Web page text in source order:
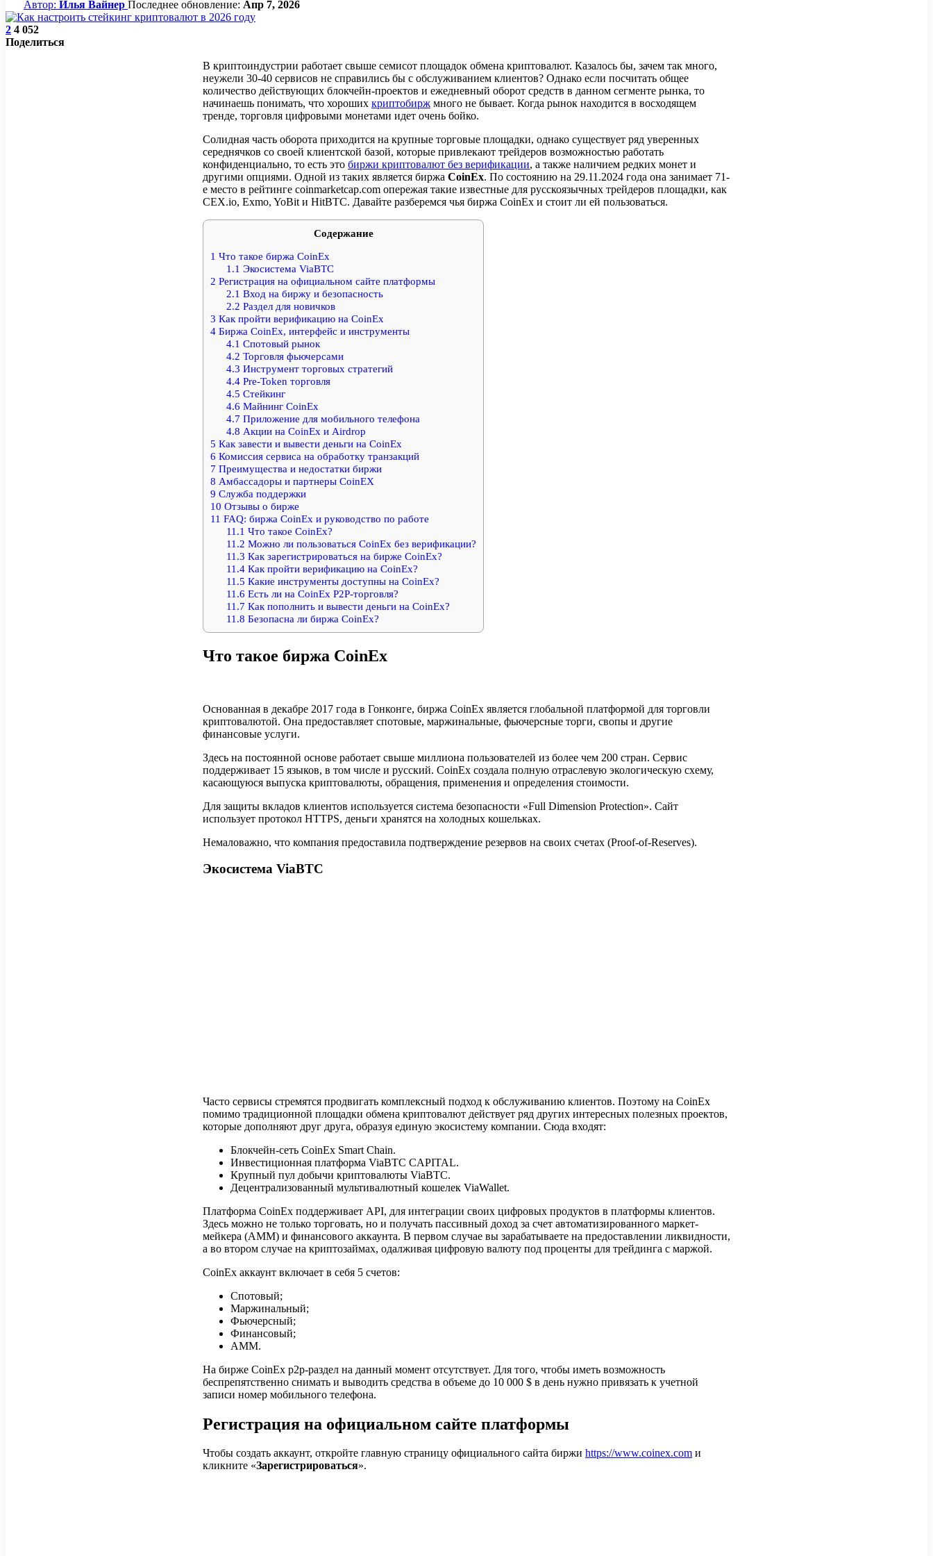
Автор: Илья Вайнер Последнее обновление: Апр 7, 2026
2 4 052
Поделиться
В криптоиндустрии работает свыше семисот площадок обмена криптовалют. Казалось бы, зачем так много,
неужели 30-40 сервисов не справились бы с обслуживанием клиентов? Однако если посчитать общее
количество действующих блокчейн-проектов и ежедневный оборот средств в данном сегменте рынка, то
начинаешь понимать, что хороших криптобирж много не бывает. Когда рынок находится в восходящем
тренде, торговля цифровыми монетами идет очень бойко.
Солидная часть оборота приходится на крупные торговые площадки, однако существует ряд уверенных
середнячков со своей клиентской базой, которые привлекают трейдеров возможностью работать
конфиденциально, то есть это биржи криптовалют без верификации, а также наличием редких монет и
другими опциями. Одной из таких является биржа CoinEx. По состоянию на 29.11.2024 года она занимает 71-
е место в рейтинге coinmarketcap.com опережая такие известные для русскоязычных трейдеров площадки, как
CEX.io, Exmo, YoBit и HitBTC. Давайте разберемся чья биржа CoinEx и стоит ли ей пользоваться.
Содержание
1 Что такое биржа CoinEx
1.1 Экосистема ViaBTC
2 Регистрация на официальном сайте платформы
2.1 Вход на биржу и безопасность
2.2 Раздел для новичков
3 Как пройти верификацию на CoinEx
4 Биржа CoinEx, интерфейс и инструменты
4.1 Спотовый рынок
4.2 Торговля фьючерсами
4.3 Инструмент торговых стратегий
4.4Pre-Token торговля
4.5 Стейкинг
4.6 Майнинг CoinEx
4.7 Приложение для мобильного телефона
4.8 Акции на CoinEx и Airdrop
5 Как завести и вывести деньги на CoinEx
6 Комиссия сервиса на обработку транзакций
7 Преимущества и недостатки биржи
8 Амбассадоры и партнеры CoinEX
9 Служба поддержки
10 Отзывы о бирже
11 FAQ: биржа CoinEx и руководство по работе
11.1 Что такое CoinEx?
11.2 Можно ли пользоваться CoinEx без верификации?
11.3 Как зарегистрироваться на бирже CoinEx?
11.4Как пройти верификацию на CoinEx?
11.5 Какие инструменты доступны на CoinEx?
11.6 Есть ли на CoinEx P2P-торговля?
11.7 Как пополнить и вывести деньги на CoinEx?
11.8 Безопасна ли биржа CoinEx?
Что такое биржа CoinEx
Основанная в декабре 2017 года в Гонконге, биржа CoinEx является глобальной платформой для торговли
криптовалютой. Она предоставляет спотовые, маржинальные, фьючерсные торги, свопы и другие
финансовые услуги.
Здесь на постоянной основе работает свыше миллиона пользователей из более чем 200 стран. Сервис
поддерживает 15 языков, в том числе и русский. CoinEx создала полную отраслевую экологическую схему,
касающуюся выпуска криптовалюты, обращения, применения и определения стоимости.
Для защиты вкладов клиентов используется система безопасности «Full Dimension Protection». Сайт
использует протокол HTTPS, деньги хранятся на холодных кошельках.
Немаловажно, что компания предоставила подтверждение резервов на своих счетах (Proof-of-Reserves).
Экосистема ViaBTC
Часто сервисы стремятся продвигать комплексный подход к обслуживанию клиентов. Поэтому на CoinEx
помимо традиционной площадки обмена криптовалют действует ряд других интересных полезных проектов,
которые дополняют друг друга, образуя единую экосистему компании. Сюда входят:
Блокчейн-сеть CoinEx Smart Chain.
Инвестиционная платформа ViaBTC CAPITAL.
Крупный пул добычи криптовалюты ViaBTC.
Децентрализованный мультивалютный кошелек ViaWallet.
Платформа CoinEx поддерживает API, для интеграции своих цифровых продуктов в платформы клиентов.
Здесь можно не только торговать, но и получать пассивный доход за счет автоматизированного маркет-
мейкера (AMM) и финансового аккаунта. В первом случае вы зарабатываете на предоставлении ликвидности,
а во втором случае на криптозаймах, одалживая цифровую валюту под проценты для трейдинга с маржой.
CoinEx аккаунт включает в себя 5 счетов:
Спотовый;
Маржинальный;
Фьючерсный;
Финансовый;
АММ.
На бирже CoinEx p2p-раздел на данный момент отсутствует. Для того, чтобы иметь возможность
беспрепятственно снимать и выводить средства в объеме до 10 000 $ в день нужно привязать к учетной
записи номер мобильного телефона.
Регистрация на официальном сайте платформы
Чтобы создать аккаунт, откройте главную страницу официального сайта биржи https://www.coinex.com и
кликните «Зарегистрироваться».